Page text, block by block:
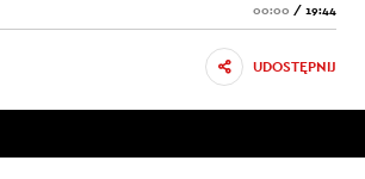
00:00 / 19:44
UDOSTĘPNIJ